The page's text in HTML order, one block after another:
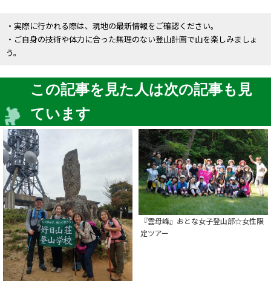
・実際に行かれる際は、現地の最新情報をご確認ください。
・ご自身の技術や体力に合った無理のない登山計画で山を楽しみましょ
う。
この記事を見た人は次の記事も見
ています
『雲母峰』おとな女子登山部☆女性限
定ツアー